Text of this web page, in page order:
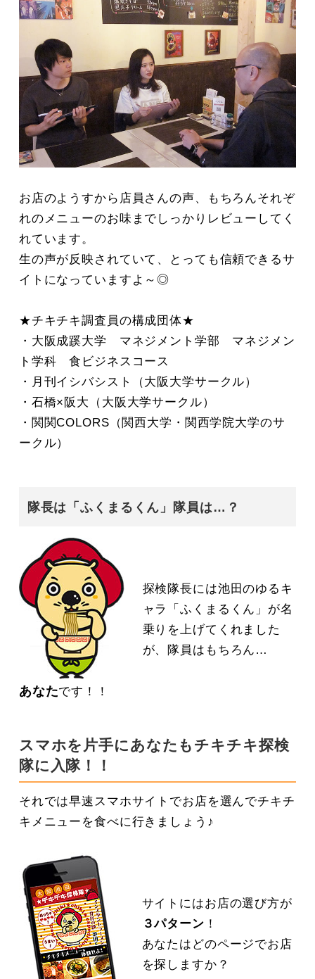
お店のようすから店員さんの声、もちろんそれぞ
れのメニューのお味までしっかりレビューしてく
れています。
生の声が反映されていて、とっても信頼できるサ
イトになっていますよ～◎
★チキチキ調査員の構成団体★
・大阪成蹊大学 マネジメント学部 マネジメン
ト学科 食ビジネスコース
・月刊イシバシスト（大阪大学サークル）
・石橋×阪大（大阪大学サークル）
・関関COLORS（関西大学・関西学院大学のサ
ークル）
隊長は「ふくまるくん」隊員は…？
探検隊長には池田のゆるキ
ャラ「ふくまるくん」が名
乗りを上げてくれました
が、隊員はもちろん…
あなたです！！
スマホを片手にあなたもチキチキ探検
隊に入隊！！
それでは早速スマホサイトでお店を選んでチキチ
キメニューを食べに行きましょう♪
サイトにはお店の選び方が
３パターン ！
あなたはどのページでお店
を探しますか？